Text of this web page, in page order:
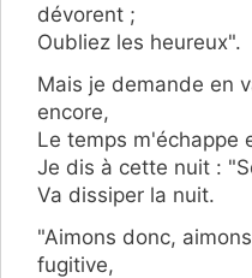
dévorent ;
Oubliez les heureux".
Mais je demande en
encore,
Le temps m'échappe
Je dis à cette nuit :
Va dissiper la nuit.
"Aimons donc,
fugitive,